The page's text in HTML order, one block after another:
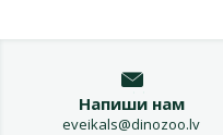
Напиши нам
eveikals@dinozoo.lv